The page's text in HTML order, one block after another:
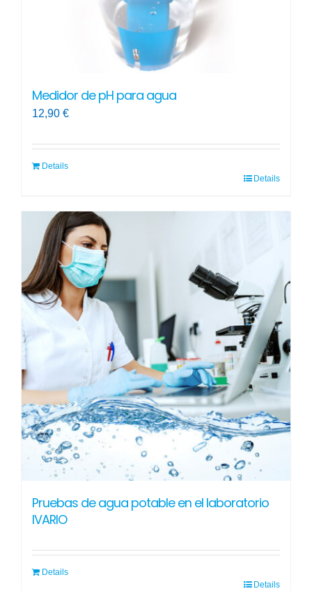
Medidor de pH para agua
12,90 €
Details
Details
Pruebas de agua potable en el laboratorio
IVARIO
Details
Details